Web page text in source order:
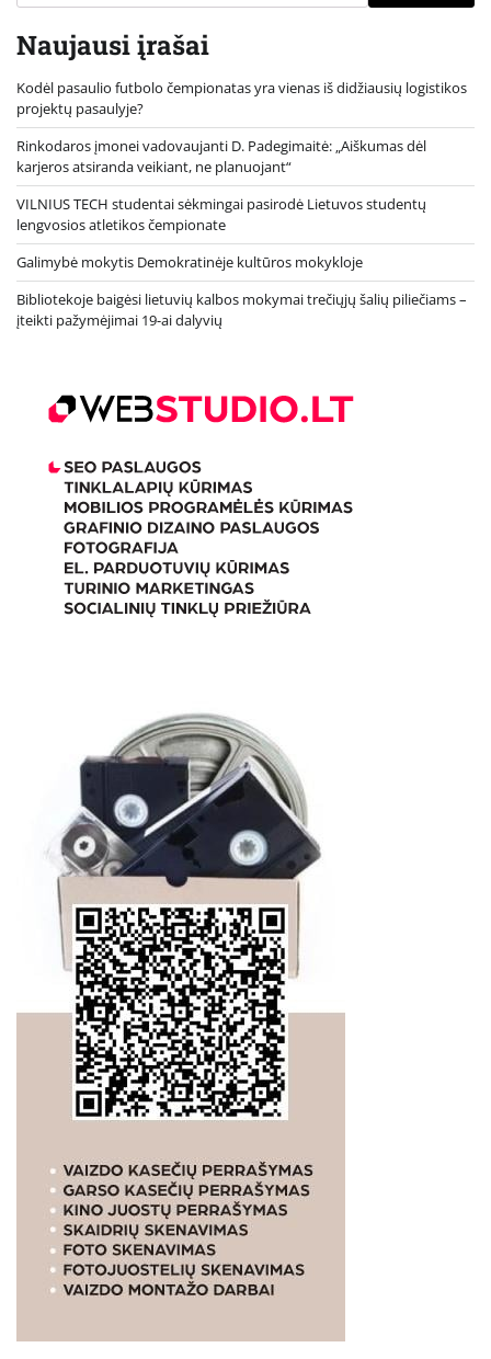
Naujausi įrašai
Kodėl pasaulio futbolo čempionatas yra vienas iš didžiausių logistikos
projektų pasaulyje?
Rinkodaros įmonei vadovaujanti D. Padegimaitė: „Aiškumas dėl
karjeros atsiranda veikiant, ne planuojant“
VILNIUS TECH studentai sėkmingai pasirodė Lietuvos studentų
lengvosios atletikos čempionate
Galimybė mokytis Demokratinėje kultūros mokykloje
Bibliotekoje baigėsi lietuvių kalbos mokymai trečiųjų šalių piliečiams –
įteikti pažymėjimai 19-ai dalyvių